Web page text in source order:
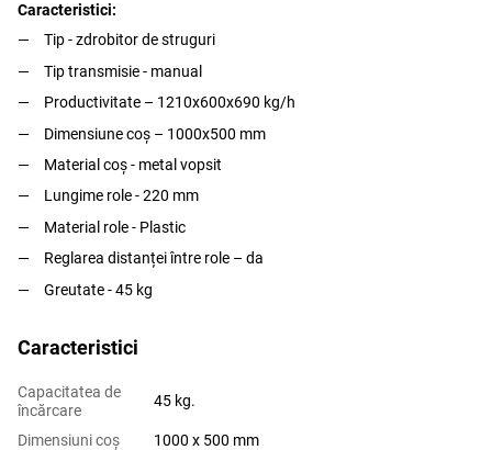
Caracteristici:
Tip - zdrobitor de struguri
Tip transmisie - manual
Productivitate – 1210x600x690 kg/h
Dimensiune coș – 1000x500 mm
Material coș - metal vopsit
Lungime role - 220 mm
Material role - Plastic
Reglarea distanței între role – da
Greutate - 45 kg
Caracteristici
Capacitatea de
încărcare
45 kg.
Dimensiuni coş
1000 x 500 mm